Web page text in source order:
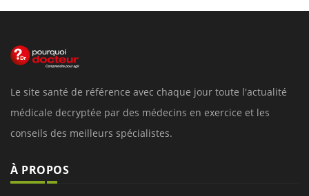
Le site santé de référence avec chaque jour toute l'actualité
médicale decryptée par des médecins en exercice et les
conseils des meilleurs spécialistes.
À PROPOS